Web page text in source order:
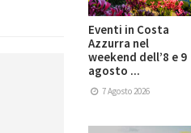
Eventi in Costa
Azzurra nel
weekend dell’8 e 9
agosto ...
7 Agosto 2026